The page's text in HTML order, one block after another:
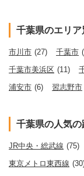
千葉県のエリア
市川市 (27) 千葉市
千葉市美浜区 (11)
浦安市 (6) 習志野市
千葉県の人気の
JR中央・総武線 (75)
東京メトロ東西線